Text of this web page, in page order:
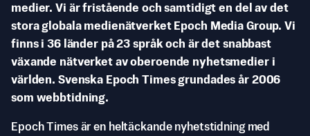
medier. Vi är fristående och samtidigt en del av det
stora globala medienätverket Epoch Media Group. Vi
finns i 36 länder på 23 språk och är det snabbast
växande nätverket av oberoende nyhetsmedier i
världen. Svenska Epoch Times grundades år 2006
som webbtidning.
Epoch Times är en heltäckande nyhetstidning med